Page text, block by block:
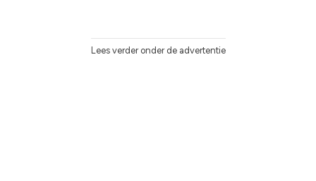
Lees verder onder de advertentie